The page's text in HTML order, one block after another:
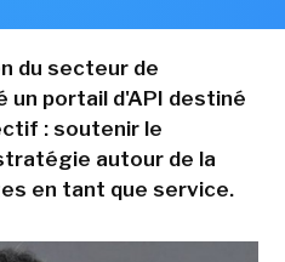
du secteur de
un portail d'API destiné
: soutenir le
autour de la
en tant que service.